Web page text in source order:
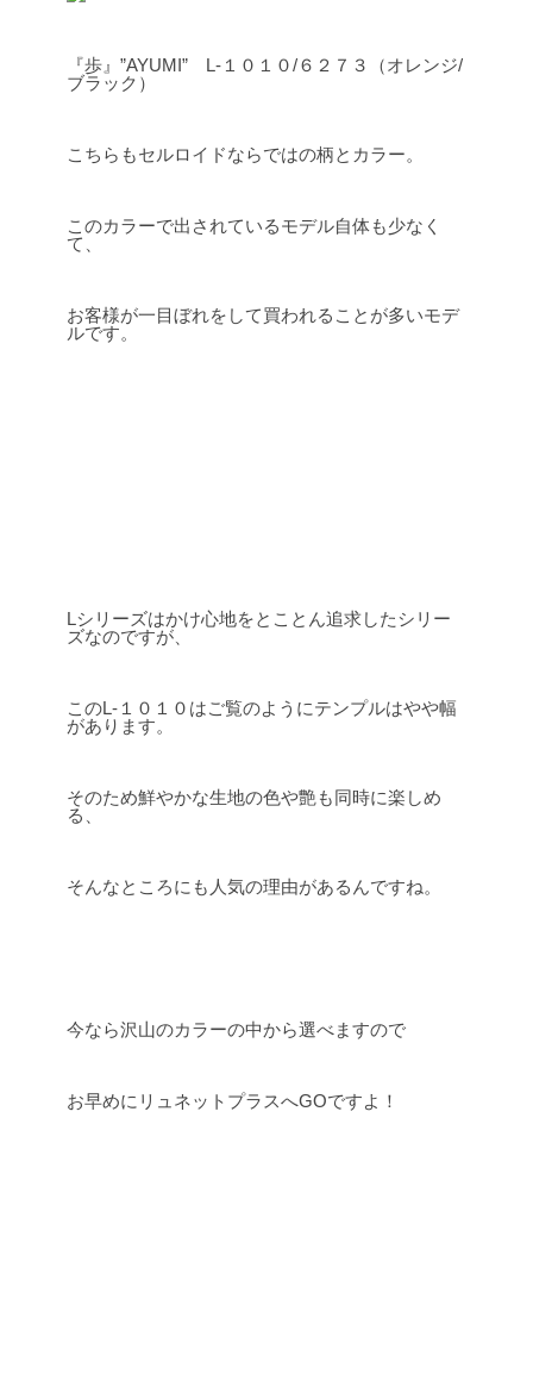
『歩』”AYUMI” L-１０１０/６２７３（オレンジ/
ブラック）
こちらもセルロイドならではの柄とカラー。
このカラーで出されているモデル自体も少なく
て、
お客様が一目ぼれをして買われることが多いモデ
ルです。
Lシリーズはかけ心地をとことん追求したシリー
ズなのですが、
このL-１０１０はご覧のようにテンプルはやや幅
があります。
そのため鮮やかな生地の色や艶も同時に楽しめ
る、
そんなところにも人気の理由があるんですね。
今なら沢山のカラーの中から選べますので
お早めにリュネットプラスへGOですよ！